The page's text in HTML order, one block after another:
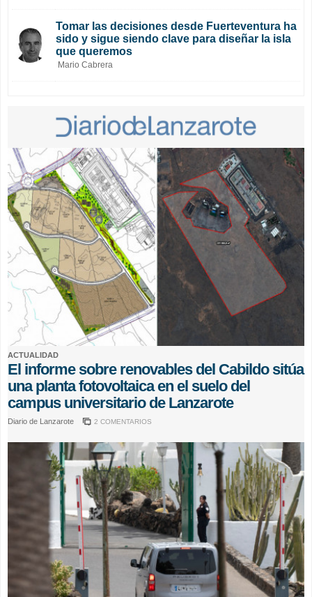
Tomar las decisiones desde Fuerteventura ha
sido y sigue siendo clave para diseñar la isla
que queremos
Mario Cabrera
ACTUALIDAD
El informe sobre renovables del Cabildo sitúa
una planta fotovoltaica en el suelo del
campus universitario de Lanzarote
Diario de Lanzarote 2 COMENTARIOS